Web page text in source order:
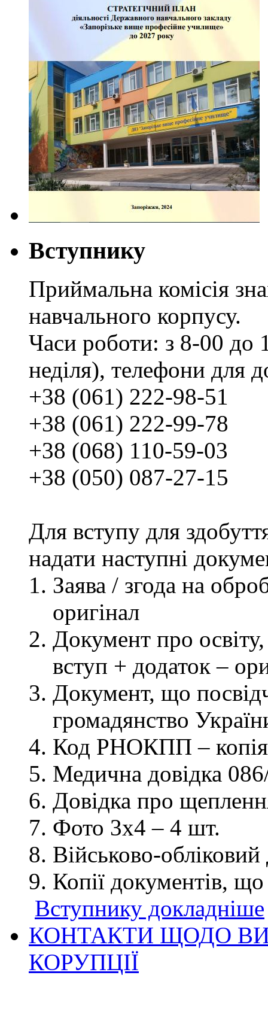
Вступнику
Приймальна комісія
навчального корпусу.
Часи роботи: з 8-00 до
неділя), телефони для
+38 (061) 222-98-51
+38 (061) 222-99-78
+38 (068) 110-59-03
+38 (050) 087-27-15
Для вступу для
надати наступні
Заява / згода на
оригінал
Документ про освіту,
вступ + додаток –
Документ, що
громадянство
Код РНОКПП – копія
Медична довідка
Довідка про
Фото 3х4 – 4 шт.
Військово-
Копії документів,
Вступнику докладніше
КОНТАКТИ ЩОДО
КОРУПЦІЇ